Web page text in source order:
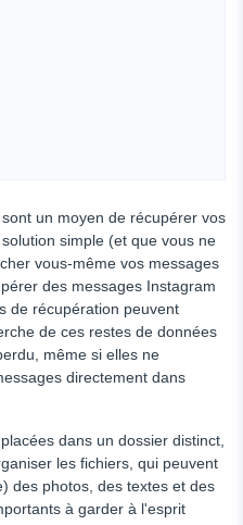
un moyen de récupérer vos
simple (et que vous ne
vous-même vos messages
des messages Instagram
de récupération peuvent
de ces restes de données
même si elles ne
directement dans
dans un dossier distinct,
les fichiers, qui peuvent
des photos, des textes et des
à garder à l'esprit